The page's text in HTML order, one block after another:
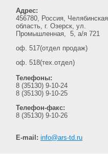
Адрес:
456780, Россия, Челябинская
область, г. Озерск, ул.
Промышленная, 5, а/я 721
оф. 517(отдел продаж)
оф. 518(тех.отдел)
Телефоны:
8 (35130) 9-10-24
8 (35130) 9-10-25
Телефон-факс:
8 (35130) 9-10-26
E-mail: info@ars-td.ru